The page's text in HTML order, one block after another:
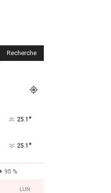
25.1 °
25.1 °
95 %
LUN